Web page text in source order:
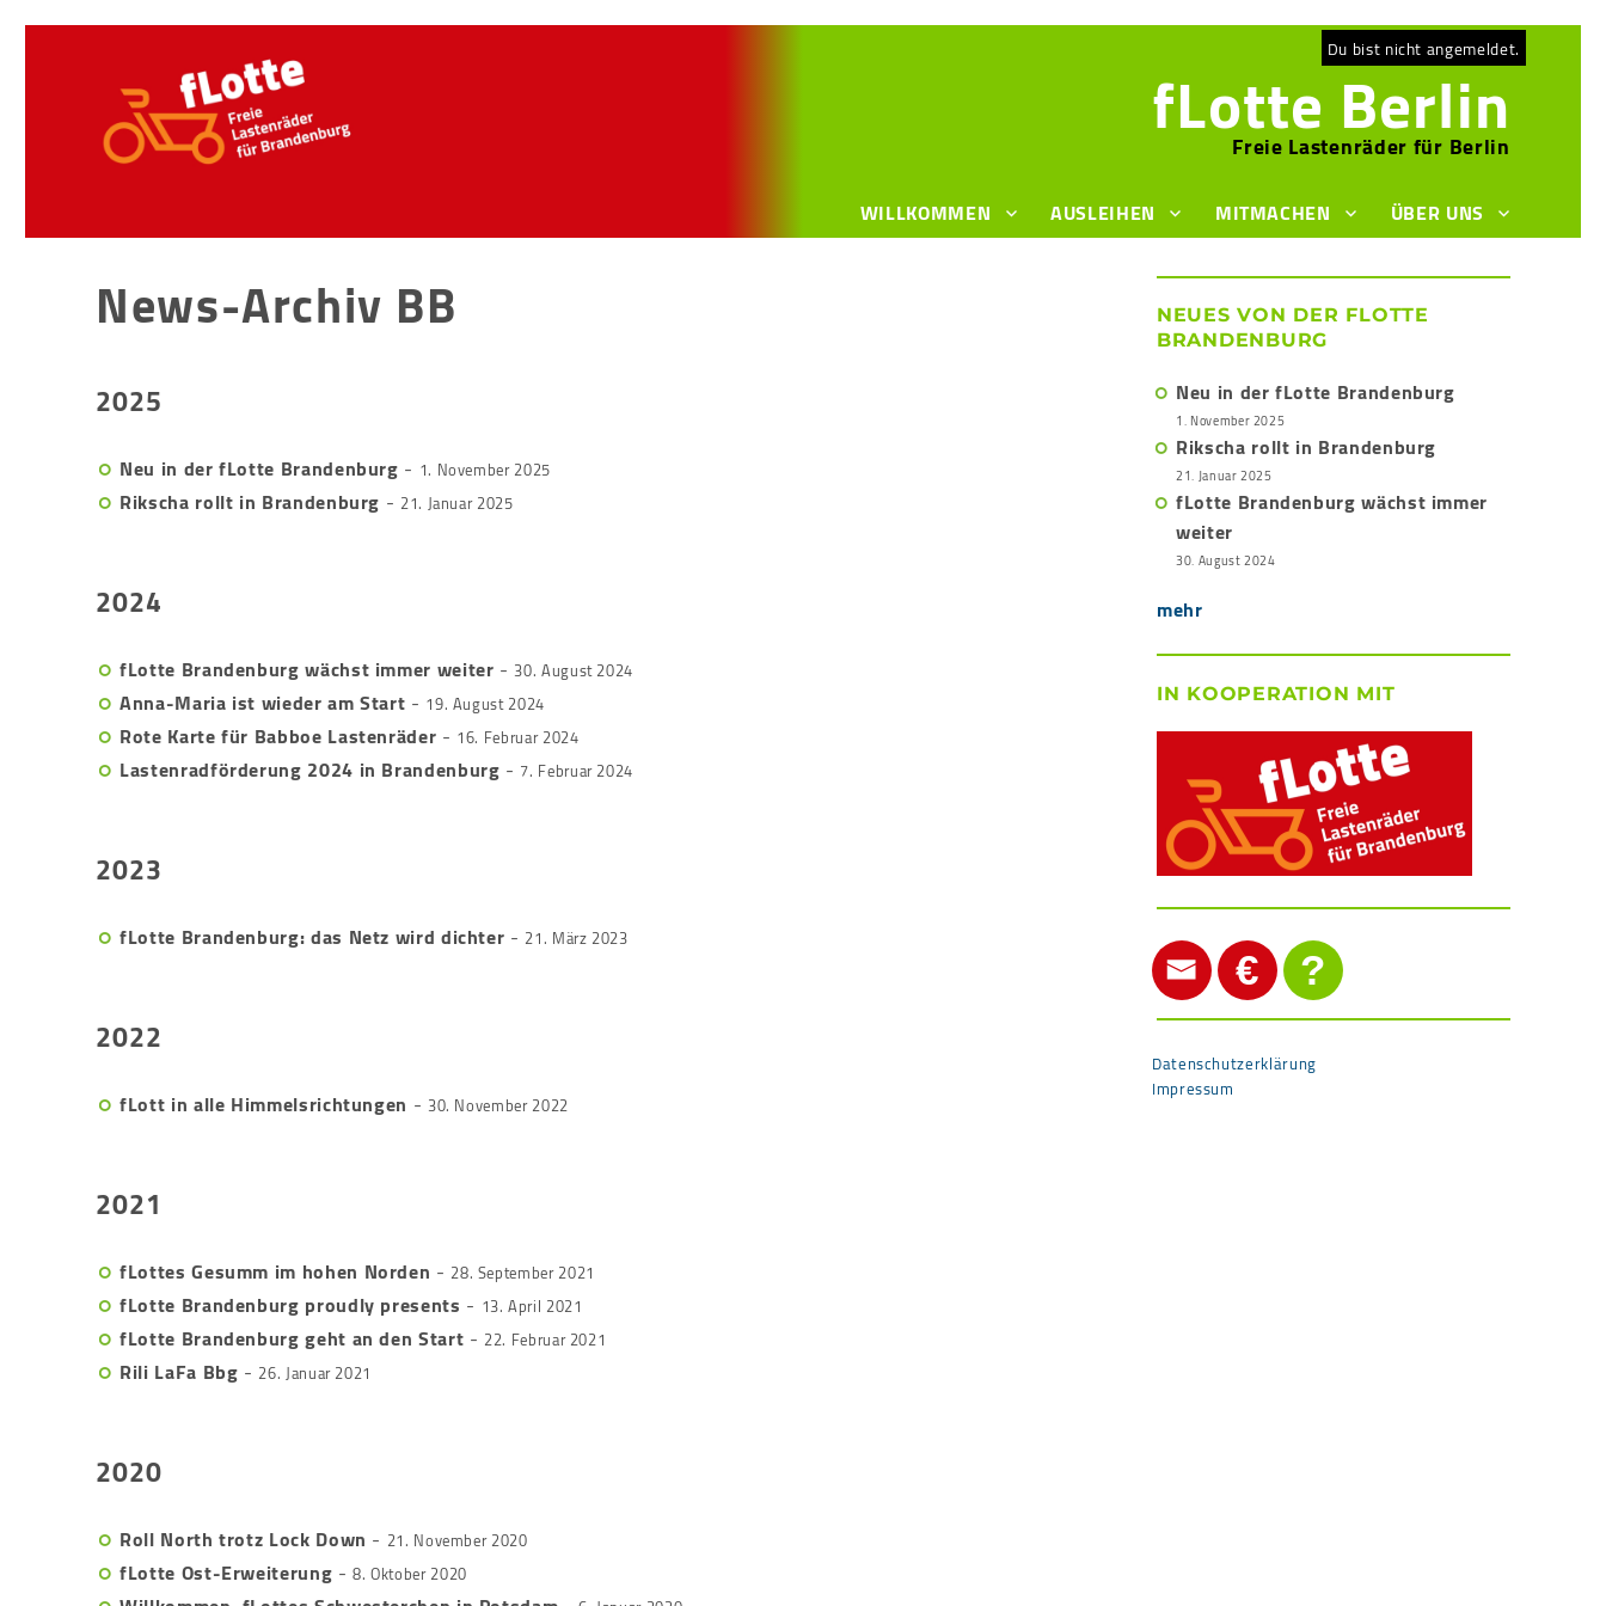
Du bist nicht angemeldet.
fLotte Berlin
Freie Lastenräder für Berlin
WILLKOMMEN AUSLEIHEN MITMACHEN ÜBER UNS
News-Archiv BB
2025
Neu in der fLotte Brandenburg - 1. November 2025
Rikscha rollt in Brandenburg - 21. Januar 2025
2024
fLotte Brandenburg wächst immer weiter - 30. August 2024
Anna-Maria ist wieder am Start - 19. August 2024
Rote Karte für Babboe Lastenräder - 16. Februar 2024
Lastenradförderung 2024 in Brandenburg - 7. Februar 2024
2023
fLotte Brandenburg: das Netz wird dichter - 21. März 2023
2022
fLott in alle Himmelsrichtungen - 30. November 2022
2021
fLottes Gesumm im hohen Norden - 28. September 2021
fLotte Brandenburg proudly presents - 13. April 2021
fLotte Brandenburg geht an den Start - 22. Februar 2021
Rili LaFa Bbg - 26. Januar 2021
2020
Roll North trotz Lock Down - 21. November 2020
fLotte Ost-Erweiterung -8. Oktober 2020
NEUES VON DER FLOTTE
BRANDENBURG
Neu in der fLotte Brandenburg
1. November 2025
Rikscha rollt in Brandenburg
21. Januar 2025
fLotte Brandenburg wächst immer
weiter
30. August 2024
mehr
IN KOOPERATION MIT
€ ?
Datenschutzerklärung
Impressum